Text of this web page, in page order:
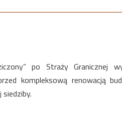
po Straży Granicznej
kompleksową renowacją